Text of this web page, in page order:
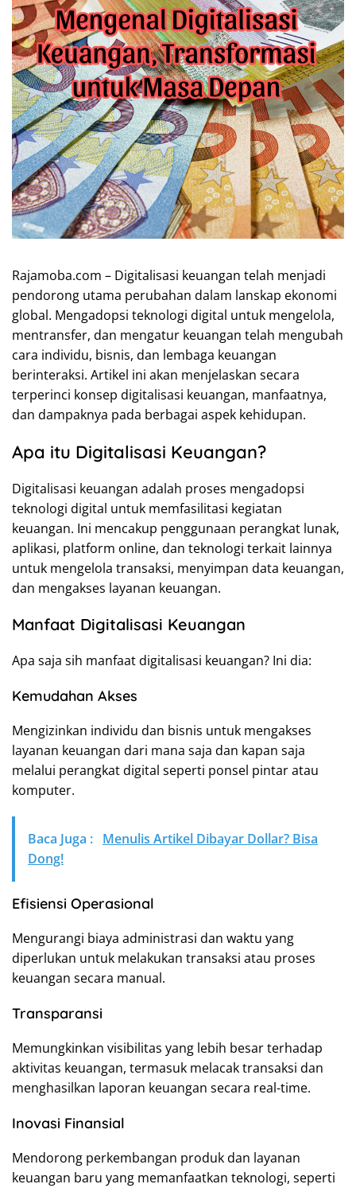
Rajamoba.com – Digitalisasi keuangan telah menjadi
pendorong utama perubahan dalam lanskap ekonomi
global. Mengadopsi teknologi digital untuk mengelola,
mentransfer, dan mengatur keuangan telah mengubah
cara individu, bisnis, dan lembaga keuangan
berinteraksi. Artikel ini akan menjelaskan secara
terperinci konsep digitalisasi keuangan, manfaatnya,
dan dampaknya pada berbagai aspek kehidupan.
Apa itu Digitalisasi Keuangan?
Digitalisasi keuangan adalah proses mengadopsi
teknologi digital untuk memfasilitasi kegiatan
keuangan. Ini mencakup penggunaan perangkat lunak,
aplikasi, platform online, dan teknologi terkait lainnya
untuk mengelola transaksi, menyimpan data keuangan,
dan mengakses layanan keuangan.
Manfaat Digitalisasi Keuangan
Apa saja sih manfaat digitalisasi keuangan? Ini dia:
Kemudahan Akses
Mengizinkan individu dan bisnis untuk mengakses
layanan keuangan dari mana saja dan kapan saja
melalui perangkat digital seperti ponsel pintar atau
komputer.
Baca Juga : Menulis Artikel Dibayar Dollar? Bisa
Dong!
Efisiensi Operasional
Mengurangi biaya administrasi dan waktu yang
diperlukan untuk melakukan transaksi atau proses
keuangan secara manual.
Transparansi
Memungkinkan visibilitas yang lebih besar terhadap
aktivitas keuangan, termasuk melacak transaksi dan
menghasilkan laporan keuangan secara real-time.
Inovasi Finansial
Mendorong perkembangan produk dan layanan
keuangan baru yang memanfaatkan teknologi, seperti